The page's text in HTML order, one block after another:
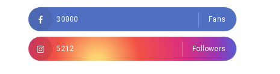
30000 Fans
5212 Followers